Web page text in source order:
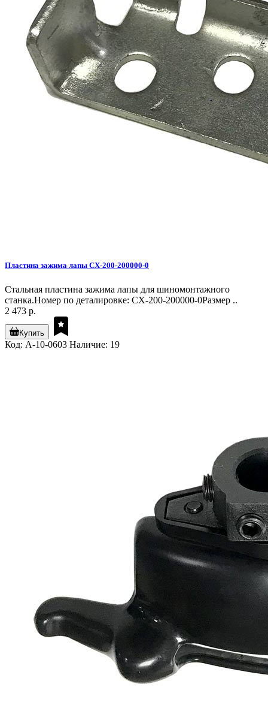
Пластина зажима лапы CX-200-200000-0
Стальная пластина зажима лапы для шиномонтажного
станка.Номер по деталировке: CX-200-200000-0Размер ..
2 473 р.
Купить
Код: A-10-0603 Наличие: 19